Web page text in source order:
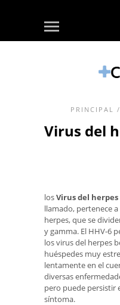
PRINCIPAL /
Virus del
losVirus del
llamado, pertenece
herpes, que se
y gamma. El HHV-6
los virus del herpes
huéspedes muy
lentamente en el
diversas
pero puede persistir
síntoma.